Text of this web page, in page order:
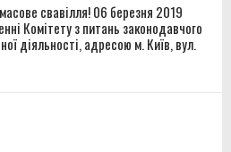
свавілля! 06 березня 2019
Комітету з питань законодавчого
діяльності, адресою м. Київ, вул.